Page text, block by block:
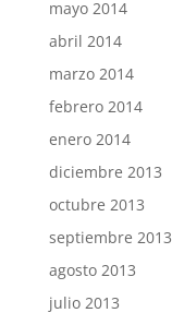
mayo 2014
abril 2014
marzo 2014
febrero 2014
enero 2014
diciembre 2013
octubre 2013
septiembre 2013
agosto 2013
julio 2013